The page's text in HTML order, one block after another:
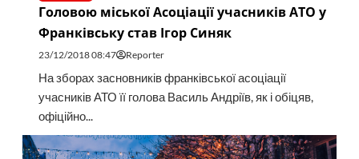
Головою міської Асоціації учасників АТО у
Франківську став Ігор Синяк
23/12/2018 08:47 Reporter
На зборах засновників франківської асоціації
учасників АТО її голова Василь Андріїв, як і обіцяв,
офіційно...